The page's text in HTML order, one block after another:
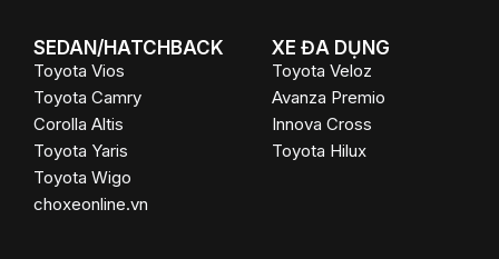
SEDAN/HATCHBACK
Toyota Vios
Toyota Camry
Corolla Altis
Toyota Yaris
Toyota Wigo
choxeonline.vn
XE ĐA DỤNG
Toyota Veloz
Avanza Premio
Innova Cross
Toyota Hilux